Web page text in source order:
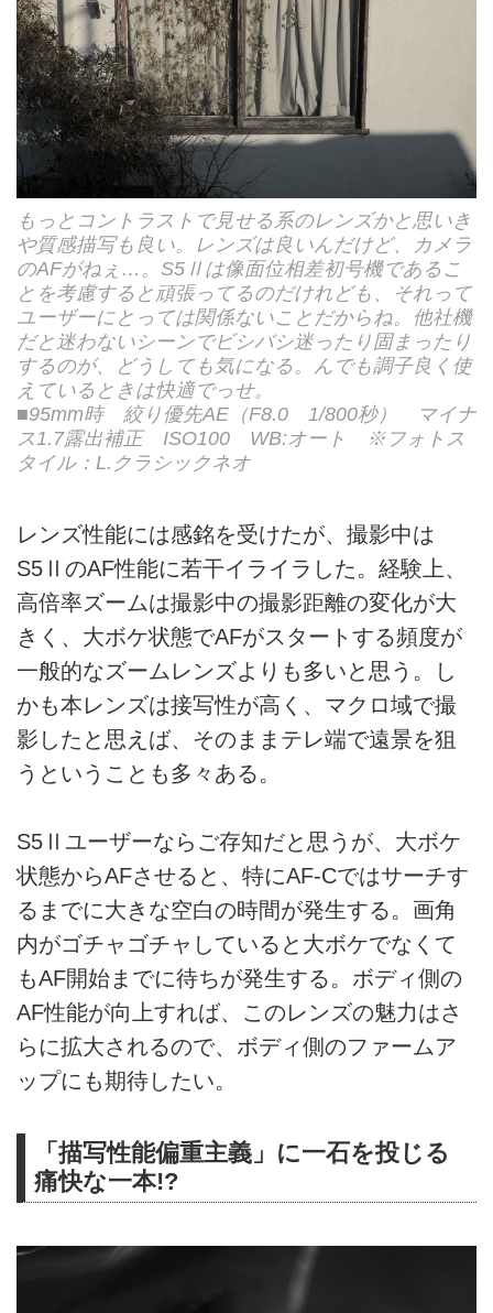
もっとコントラストで見せる系のレンズかと思いき
や質感描写も良い。レンズは良いんだけど、カメラ
のAFがねぇ…。S5Ⅱは像面位相差初号機であるこ
とを考慮すると頑張ってるのだけれども、それって
ユーザーにとっては関係ないことだからね。他社機
だと迷わないシーンでビシバシ迷ったり固まったり
するのが、どうしても気になる。んでも調子良く使
えているときは快適でっせ。
■95mm時 絞り優先AE（F8.0 1/800秒） マイナ
ス1.7露出補正 ISO100 WB:オート ※フォトス
タイル：L.クラシックネオ
レンズ性能には感銘を受けたが、撮影中は
S5ⅡのAF性能に若干イライラした。経験上、
高倍率ズームは撮影中の撮影距離の変化が大
きく、大ボケ状態でAFがスタートする頻度が
一般的なズームレンズよりも多いと思う。し
かも本レンズは接写性が高く、マクロ域で撮
影したと思えば、そのままテレ端で遠景を狙
うということも多々ある。
S5Ⅱユーザーならご存知だと思うが、大ボケ
状態からAFさせると、特にAF-Cではサーチす
るまでに大きな空白の時間が発生する。画角
内がゴチャゴチャしていると大ボケでなくて
もAF開始までに待ちが発生する。ボディ側の
AF性能が向上すれば、このレンズの魅力はさ
らに拡大されるので、ボディ側のファームア
ップにも期待したい。
「描写性能偏重主義」に一石を投じる
痛快な一本!?